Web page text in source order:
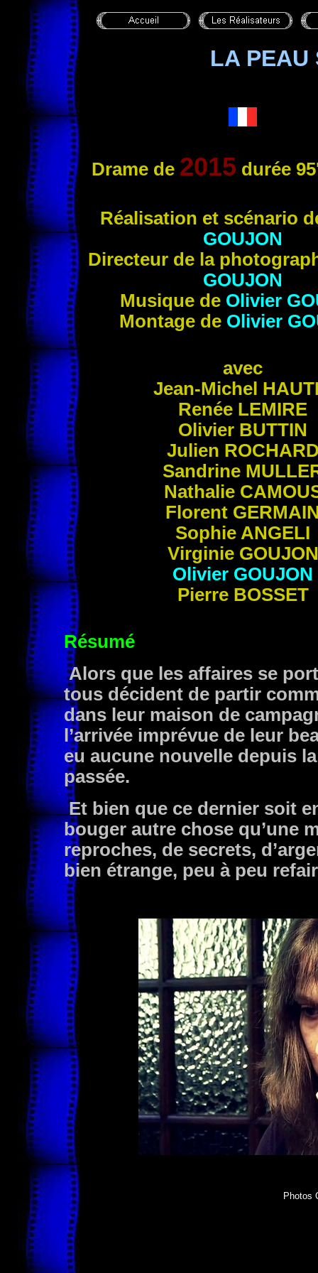
LA PEAU
Drame de 2015 durée
Réalisation et scénario
GOUJON
Directeur de la
GOUJON
Musique de Olivier
Montage de Olivier
avec
Jean-Michel
Renée LEMIRE
Olivier BUTTIN
Julien
Sandrine
Nathalie
Florent
Sophie ANGELI
Virginie GOUJON
Olivier GOUJON
Pierre BOSSET
Résumé
Alors que les affaires se
tous décident de partir
dans leur maison de
l’arrivée imprévue de leur
eu aucune nouvelle depuis
passée.
Et bien que ce dernier soit
bouger autre chose qu’une
reproches, de secrets,
bien étrange, peu à peu
Photos